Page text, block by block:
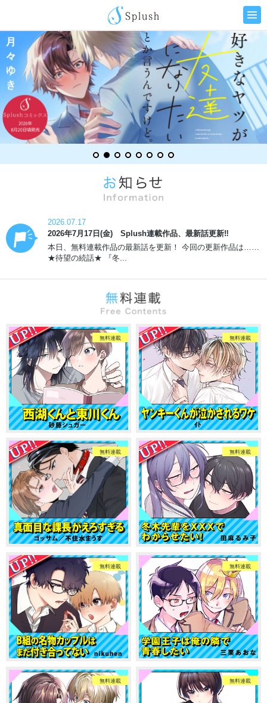
2026.07.17
2026年7月17日(金) Splush連載作品、最新話更新‼
本日、無料連載作品の最新話を更新！ 今回の更新作品は……
★待望の続話★ 『冬...
無料連載 無料連載
無料連載 無料連載
無料連載 無料連載
無料連載 無料連載